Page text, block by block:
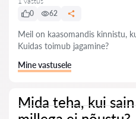
0
62
Meil on kaasomandis kinnistu,
Kuidas toimub jagamine?
Mine vastusele
Mida teha, kui